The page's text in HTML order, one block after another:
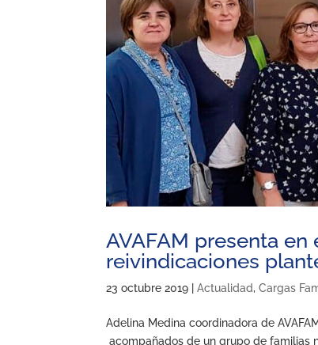
AVAFAM presenta
reivindicaciones
23 octubre 2019 |Actualidad,Cargas
Adelina Medina coordinadora de
acompañados de un grupo de familias